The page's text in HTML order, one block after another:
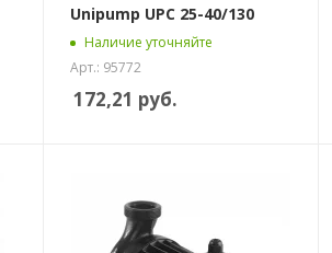
Unipump UPC 25-40/130
Наличие уточняйте
Арт.: 95772
172,21 руб.